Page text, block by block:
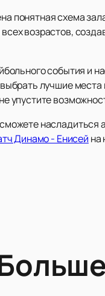
понятная схема
возрастов,
события
лучшие
упустите
Динамо - Енисей на